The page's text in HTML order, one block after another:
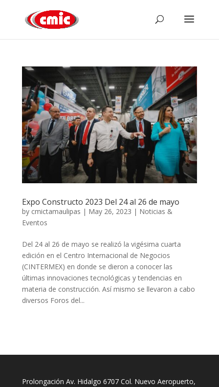
Expo Constructo 2023 Del 24 al 26 de mayo
by cmictamaulipas | May 26, 2023 | Noticias &
Eventos
Del 24 al 26 de mayo se realizó la vigésima cuarta
edición en el Centro Internacional de Negocios
(CINTERMEX) en donde se dieron a conocer las
últimas innovaciones tecnológicas y tendencias en
materia de construcción. Así mismo se llevaron a cabo
diversos Foros del...
Prolongación Av. Hidalgo 6707 Col. Nuevo Aeropuerto,